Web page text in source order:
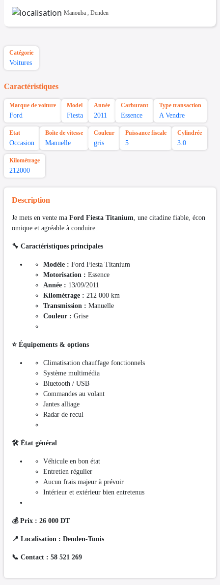
Manouba , Denden
Catégorie
Voitures
Caractéristiques
Marque de voiture
Ford
Model
Fiesta
Année
2011
Carburant
Essence
Type transaction
A Vendre
Etat
Occasion
Boîte de vitesse
Manuelle
Couleur
gris
Puissance fiscale
5
Cylindrée
3.0
Kilométrage
212000
Description
Je mets en vente ma Ford Fiesta Titanium , une citadine fiable, écon
omique et agréable à conduire.
🔧 Caractéristiques principales
Modèle : Ford Fiesta Titanium
Motorisation : Essence
Année : 13/09/2011
Kilométrage : 212 000 km
Transmission : Manuelle
Couleur : Grise
⭐ Équipements & options
Climatisation chauffage fonctionnels
Système multimédia
Bluetooth / USB
Commandes au volant
Jantes alliage
Radar de recul
🛠️ État général
Véhicule en bon état
Entretien régulier
Aucun frais majeur à prévoir
Intérieur et extérieur bien entretenus
💰 Prix : 26 000 DT
📍 Localisation : Denden-Tunis
📞 Contact : 58 521 269